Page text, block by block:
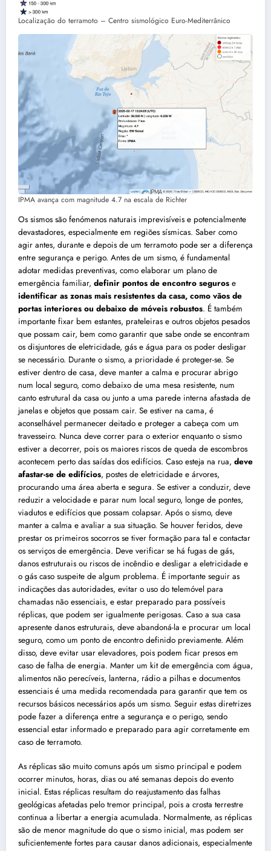
Localização do terramoto – Centro sismológico Euro-Mediterrânico
IPMA avança com magnitude 4.7 na escala de Richter
Os sismos são fenómenos naturais imprevisíveis e potencialmente
devastadores, especialmente em regiões sísmicas. Saber como
agir antes, durante e depois de um terramoto pode ser a diferença
entre segurança e perigo. Antes de um sismo, é fundamental
adotar medidas preventivas, como elaborar um plano de
emergência familiar, definir pontos de encontro seguros e
identificar as zonas mais resistentes da casa, como vãos de
portas interiores ou debaixo de móveis robustos. É também
importante fixar bem estantes, prateleiras e outros objetos pesados
que possam cair, bem como garantir que sabe onde se encontram
os disjuntores de eletricidade, gás e água para os poder desligar
se necessário. Durante o sismo, a prioridade é proteger-se. Se
estiver dentro de casa, deve manter a calma e procurar abrigo
num local seguro, como debaixo de uma mesa resistente, num
canto estrutural da casa ou junto a uma parede interna afastada de
janelas e objetos que possam cair. Se estiver na cama, é
aconselhável permanecer deitado e proteger a cabeça com um
travesseiro. Nunca deve correr para o exterior enquanto o sismo
estiver a decorrer, pois os maiores riscos de queda de escombros
acontecem perto das saídas dos edifícios. Caso esteja na rua, deve
afastar-se de edifícios, postes de eletricidade e árvores,
procurando uma área aberta e segura. Se estiver a conduzir, deve
reduzir a velocidade e parar num local seguro, longe de pontes,
viadutos e edifícios que possam colapsar. Após o sismo, deve
manter a calma e avaliar a sua situação. Se houver feridos, deve
prestar os primeiros socorros se tiver formação para tal e contactar
os serviços de emergência. Deve verificar se há fugas de gás,
danos estruturais ou riscos de incêndio e desligar a eletricidade e
o gás caso suspeite de algum problema. É importante seguir as
indicações das autoridades, evitar o uso do telemóvel para
chamadas não essenciais, e estar preparado para possíveis
réplicas, que podem ser igualmente perigosas. Caso a sua casa
apresente danos estruturais, deve abandoná-la e procurar um local
seguro, como um ponto de encontro definido previamente. Além
disso, deve evitar usar elevadores, pois podem ficar presos em
caso de falha de energia. Manter um kit de emergência com água,
alimentos não perecíveis, lanterna, rádio a pilhas e documentos
essenciais é uma medida recomendada para garantir que tem os
recursos básicos necessários após um sismo. Seguir estas diretrizes
pode fazer a diferença entre a segurança e o perigo, sendo
essencial estar informado e preparado para agir corretamente em
caso de terramoto.
As réplicas são muito comuns após um sismo principal e podem
ocorrer minutos, horas, dias ou até semanas depois do evento
inicial. Estas réplicas resultam do reajustamento das falhas
geológicas afetadas pelo tremor principal, pois a crosta terrestre
continua a libertar a energia acumulada. Normalmente, as réplicas
são de menor magnitude do que o sismo inicial, mas podem ser
suficientemente fortes para causar danos adicionais, especialmente